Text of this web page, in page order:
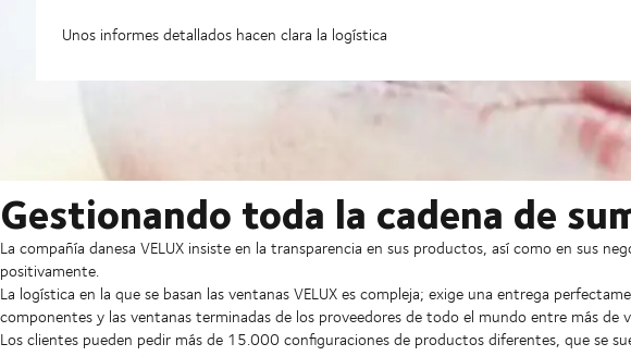
Unos informes detallados hacen clara la logística
Gestionando toda la cadena de
La compañía danesa VELUX insiste en la transparencia en sus productos, así como en sus
positivamente.
La logística en la que se basan las ventanas VELUX es compleja; exige una entrega
componentes y las ventanas terminadas de los proveedores de todo el mundo entre más de
Los clientes pueden pedir más de 15.000 configuraciones de productos diferentes, que se